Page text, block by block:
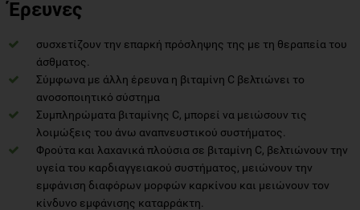
Έρευνες
συσχετίζουν την επαρκή πρόσληψης της με τη θεραπεία του
άσθματος.
Σύμφωνα με άλλη έρευνα η βιταμίνη C βελτιώνει το
ανοσοποιητικό σύστημα
Συμπληρώματα βιταμίνης C, μπορεί να μειώσουν τις
λοιμώξεις του άνω αναπνευστικού συστήματος.
Φρούτα και λαχανικά πλούσια σε βιταμίνη C, βελτιώνουν την
υγεία του καρδιαγγειακού συστήματος, μειώνουν την
εμφάνιση διαφόρων μορφών καρκίνου και μειώνουν τον
κίνδυνο εμφάνισης καταρράκτη.